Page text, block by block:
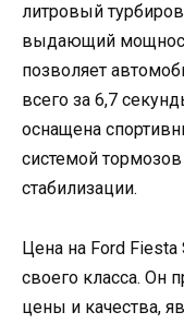
литровый
выдающий
позволяет
всего за 6,7
оснащена
системой
стабилизации.
Цена на Ford Fiesta
своего класса. Он
цены и качества,